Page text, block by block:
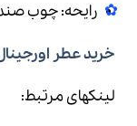
رایحه: چوب
خرید عطر
لینکهای مرتبط: